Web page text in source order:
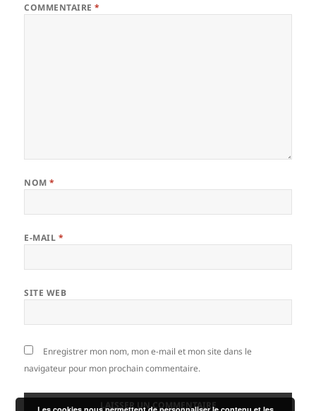
COMMENTAIRE*
NOM*
E-MAIL *
SITE WEB
Enregistrer mon nom, mon e-mail et mon site dans le
navigateur pour mon prochain commentaire.